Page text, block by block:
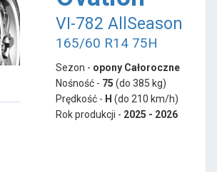
VI-782 AllSeason
165/60 R14 75H
Sezon - opony Całoroczne
Nośność - 75 (do 385 kg)
Prędkość - H (do 210 km/h)
Rok produkcji - 2025 - 2026